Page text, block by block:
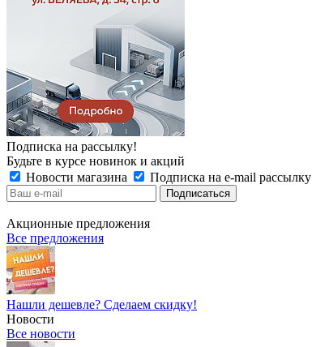
Подписка на рассылку!
Будьте в курсе новинок и акций
Новости магазина
Подписка на e-mail рассылку
Акционные предложения
Все предложения
Нашли дешевле? Сделаем скидку!
Новости
Все новости